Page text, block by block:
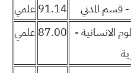
قسم المدني
91.14 علمي
الانسانية - 87.00 علمي